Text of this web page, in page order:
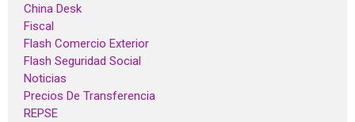
China Desk
Fiscal
Flash Comercio Exterior
Flash Seguridad Social
Noticias
Precios De Transferencia
REPSE